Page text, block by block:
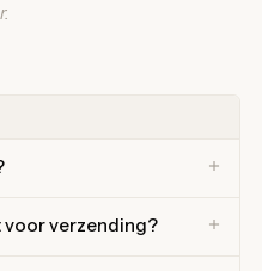
verzending?